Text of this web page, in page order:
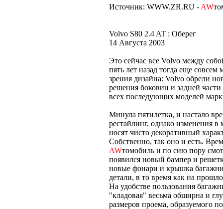
Источник: WWW.ZR.RU - AW
Volvo S80 2.4 AT : Оберег
14 Августа 2003
Это сейчас все Volvo между
пять лет назад тогда еще
зрения дизайна: Volvo обрели
решения боковин и задней
всех последующих моделей
Минула пятилетка, и настало
рестайлинг, однако изменения
носят чисто декоративный
Собственно, так оно и есть.
AWтомобиль и по сию пору
появился новый бампер и
новые фонари и крышка
детали, в то время как на
На удобстве пользования
"кладовая" весьма обширна и
размеров проема, образуемого